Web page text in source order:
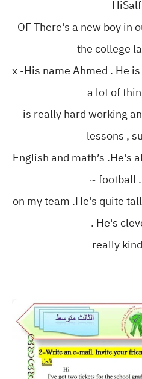
OF There's a new boy in
the college
x -His name Ahmed . He
a lot of
is really hard working
lessons ,
© English and math’s
football .
= on my team .He's quite
. He's